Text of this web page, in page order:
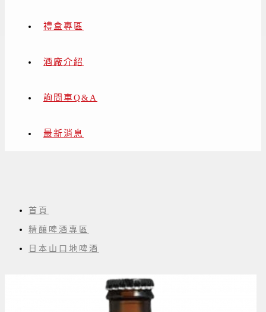
禮盒專區
酒廠介紹
詢問車Q&A
最新消息
首頁
精釀啤酒專區
日本山口地啤酒